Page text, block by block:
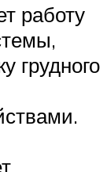
работу
грудного